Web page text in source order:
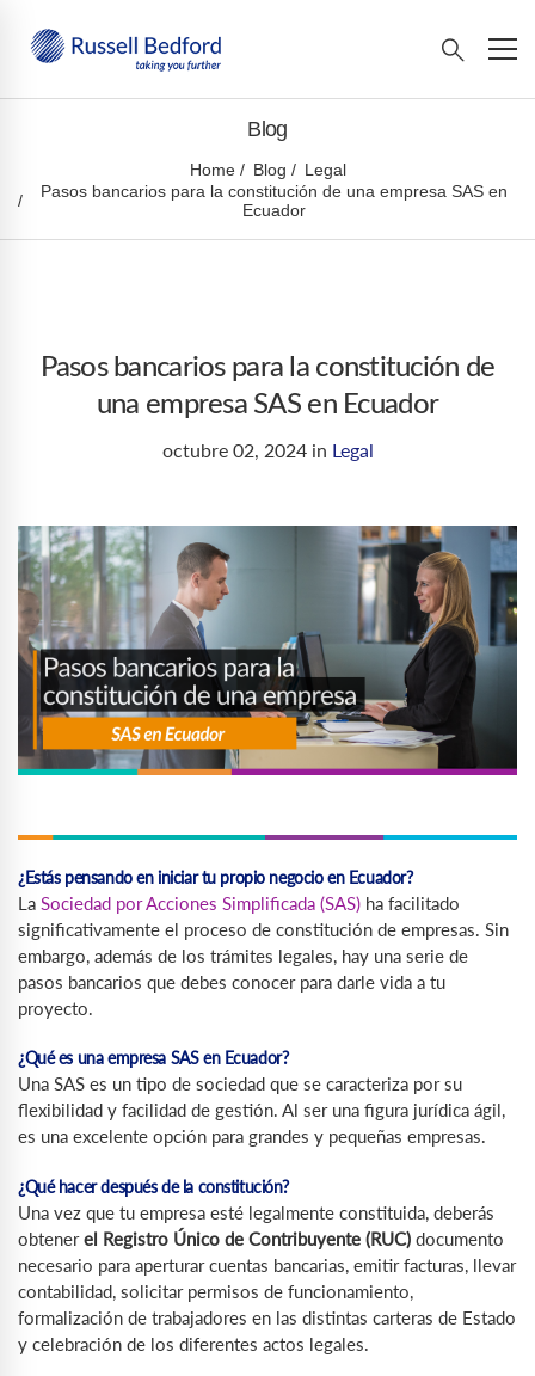
Blog
Home Blog
Legal
Pasos bancarios para la constitución de una empresa SAS en
Ecuador
Pasos bancarios para la constitución de
una empresa SAS en Ecuador
octubre 02, 2024in Legal
¿Estás pensando en iniciar tu propio negocio en Ecuador?
La Sociedad por Acciones Simplificada (SAS) ha facilitado
significativamente el proceso de constitución de empresas. Sin
embargo, además de los trámites legales, hay una serie de
pasos bancarios que debes conocer para darle vida a tu
proyecto.
¿Qué es una empresa SAS en Ecuador?
Una SAS es un tipo de sociedad que se caracteriza por su
flexibilidad y facilidad de gestión. Al ser una figura jurídica ágil,
es una excelente opción para grandes y pequeñas empresas.
¿Qué hacer después de la constitución?
Una vez que tu empresa esté legalmente constituida, deberás
obtenerel Registro Único de Contribuyente (RUC) documento
necesario para aperturar cuentas bancarias, emitir facturas, llevar
contabilidad, solicitar permisos de funcionamiento,
formalización de trabajadores en las distintas carteras de Estado
y celebración de los diferentes actos legales.